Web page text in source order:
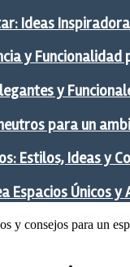
Ideas
y
y
para un
Estilos, Ideas y
Únicos
y consejos para un